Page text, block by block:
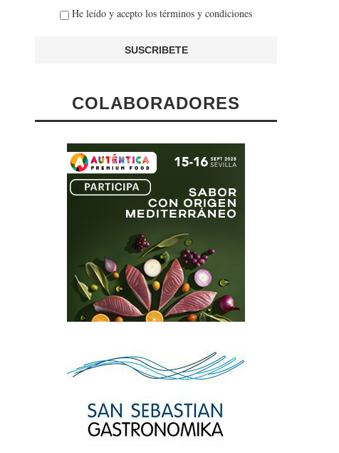
He leído y acepto los términos y condiciones
COLABORADORES